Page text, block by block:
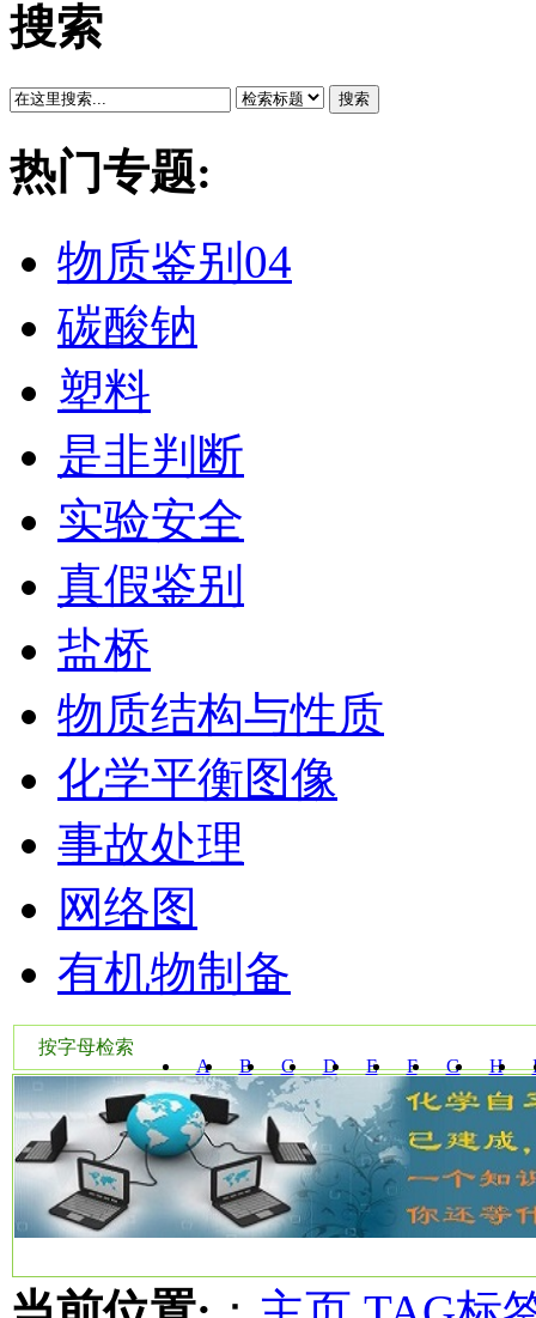
搜索
搜索
热门专题:
物质鉴别04
碳酸钠
塑料
是非判断
实验安全
真假鉴别
盐桥
物质结构与性质
化学平衡图像
事故处理
网络图
有机物制备
按字母检索
A
B C D E F G H
W Y